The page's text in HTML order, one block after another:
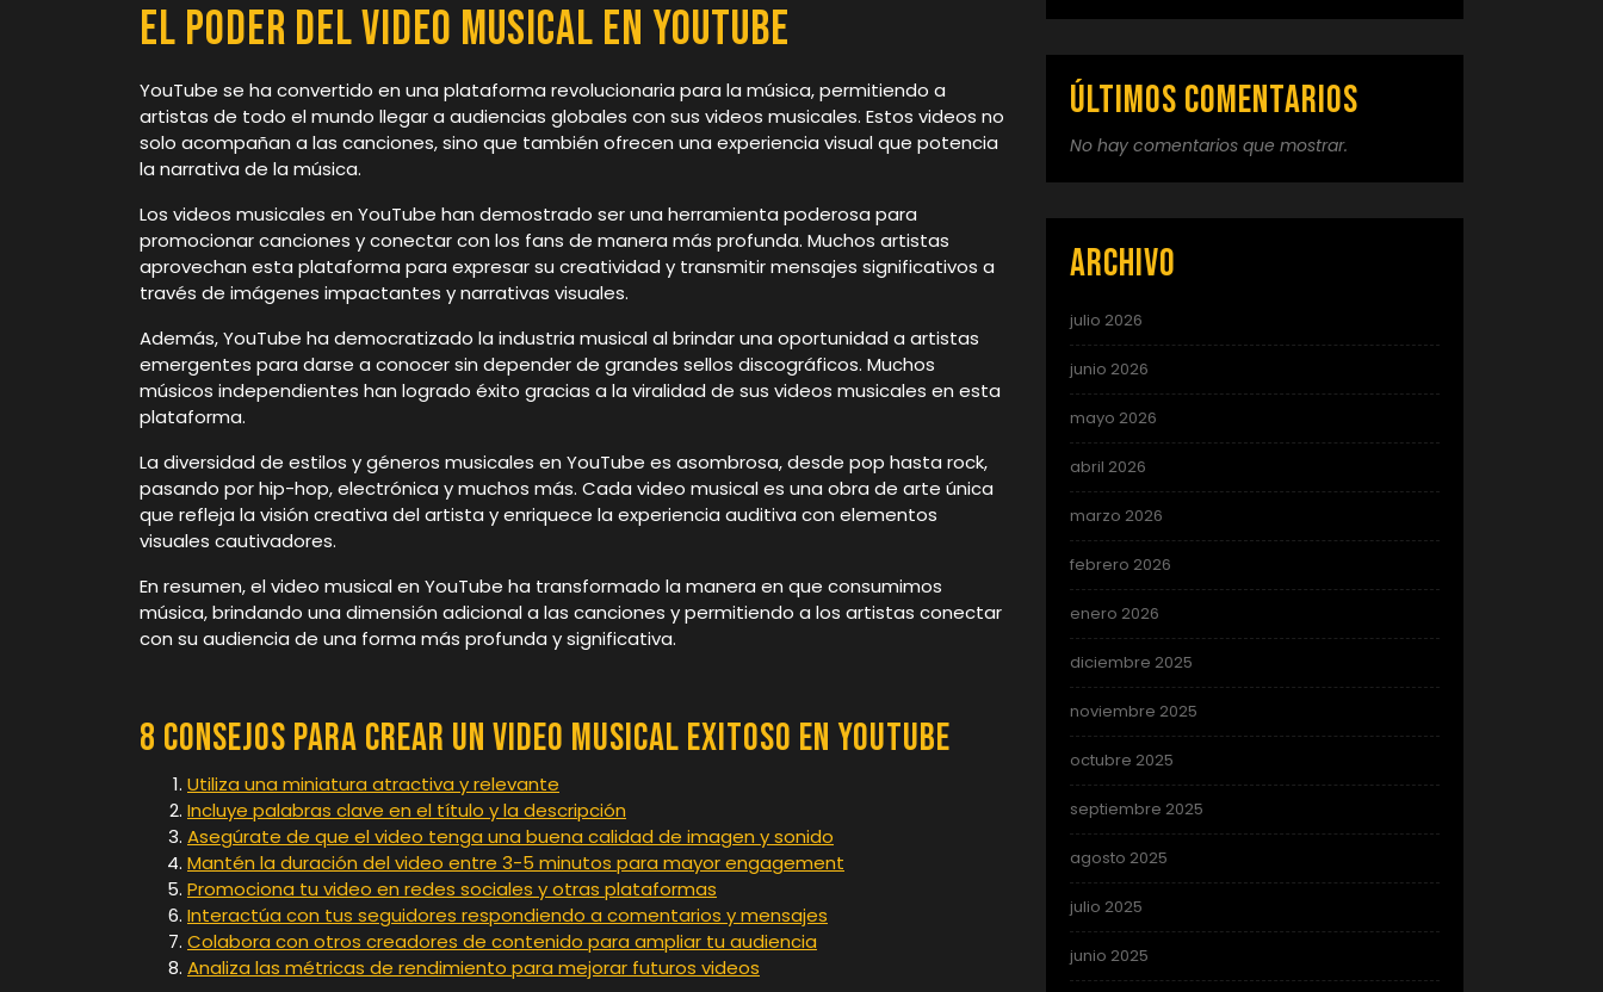
El Poder del Video Musical en YouTube
YouTube se ha convertido en una plataforma revolucionaria para la música, permitiendo a
artistas de todo el mundo llegar a audiencias globales con sus videos musicales. Estos videos no
solo acompañan a las canciones, sino que también ofrecen una experiencia visual que potencia
la narrativa de la música.
Los videos musicales en YouTube han demostrado ser una herramienta poderosa para
promocionar canciones y conectar con los fans de manera más profunda. Muchos artistas
aprovechan esta plataforma para expresar su creatividad y transmitir mensajes significativos a
través de imágenes impactantes y narrativas visuales.
Además, YouTube ha democratizado la industria musical al brindar una oportunidad a artistas
emergentes para darse a conocer sin depender de grandes sellos discográficos. Muchos
músicos independientes han logrado éxito gracias a la viralidad de sus videos musicales en esta
plataforma.
La diversidad de estilos y géneros musicales en YouTube es asombrosa, desde pop hasta rock,
pasando por hip-hop, electrónica y muchos más. Cada video musical es una obra de arte única
que refleja la visión creativa del artista y enriquece la experiencia auditiva con elementos
visuales cautivadores.
En resumen, el video musical en YouTube ha transformado la manera en que consumimos
música, brindando una dimensión adicional a las canciones y permitiendo a los artistas conectar
con su audiencia de una forma más profunda y significativa.
8 Consejos para Crear un Video Musical Exitoso en YouTube
Utiliza una miniatura atractiva y relevante
Incluye palabras clave en el título y la descripción
Asegúrate de que el video tenga una buena calidad de imagen y sonido
Mantén la duración del video entre 3-5 minutos para mayor engagement
Promociona tu video en redes sociales y otras plataformas
Interactúa con tus seguidores respondiendo a comentarios y mensajes
Colabora con otros creadores de contenido para ampliar tu audiencia
Analiza las métricas de rendimiento para mejorar futuros videos
Últimos comentarios
No hay comentarios que mostrar.
Archivo
julio 2026
junio 2026
mayo 2026
abril 2026
marzo 2026
febrero 2026
enero 2026
diciembre 2025
noviembre 2025
octubre 2025
septiembre 2025
agosto 2025
julio 2025
junio 2025